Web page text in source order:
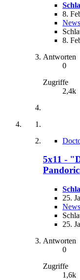
8.
News
8.
Antworten
0
Zugriffe
2,4k
5x11 -
25.
News
25.
Antworten
0
Zugriffe
1,6k